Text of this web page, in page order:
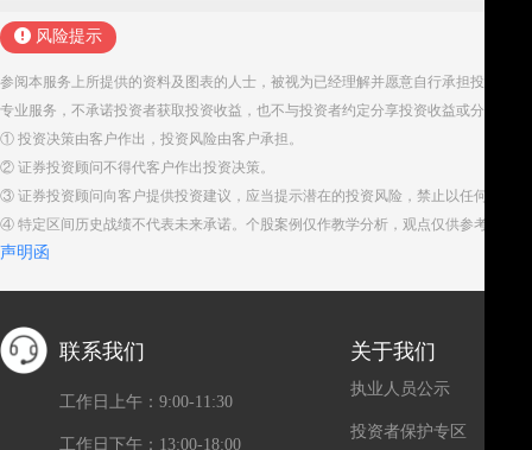
风险提示
参阅本服务上所提供的资料及图表的人士，被视为已经理解并愿意自行承担投资服
专业服务，不承诺投资者获取投资收益，也不与投资者约定分享投资收益或分担投
① 投资决策由客户作出，投资风险由客户承担。
② 证券投资顾问不得代客户作出投资决策。
③ 证券投资顾问向客户提供投资建议，应当提示潜在的投资风险，禁止以任何方式
④ 特定区间历史战绩不代表未来承诺。个股案例仅作教学分析，观点仅供参考。股
声明函
联系我们
工作日上午：9:00-11:30
工作日下午：13:00-18:00
关于我们
执业人员公示
投资者保护专区